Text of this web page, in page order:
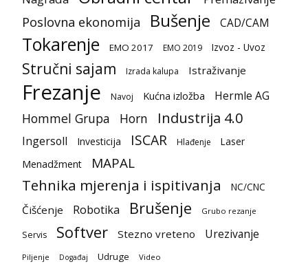
Poslovna ekonomija Bušenje CAD/CAM
Tokarenje EMO 2017 EMO 2019 Izvoz - Uvoz
Stručni sajam Izrada kalupa Istraživanje
Frezanje Navoj Kućna izložba Hermle AG
Hommel Grupa Horn Industrija 4.0
Ingersoll Investicija ISCAR Hlađenje
Laser
Menadžment
MAPAL
Tehnika mjerenja i ispitivanja NC/CNC
Čišćenje Robotika Brušenje Grubo rezanje
Servis Softver Stezno vreteno Urezivanje
Piljenje Događaj Udruge Video